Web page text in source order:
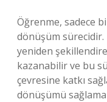
Öğrenme, sadece
dönüşüm sürecidir.
yeniden
kazanabilir ve bu
çevresine katkı
dönüşümü